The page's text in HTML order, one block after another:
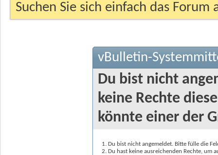
Suchen Sie sich einfach das
vBulletin-
Du bist nicht
keine Rechte
könnte einer der
Du bist nicht angemeldet. Bitte fülle die
Du hast keine ausreichenden Rechte, um